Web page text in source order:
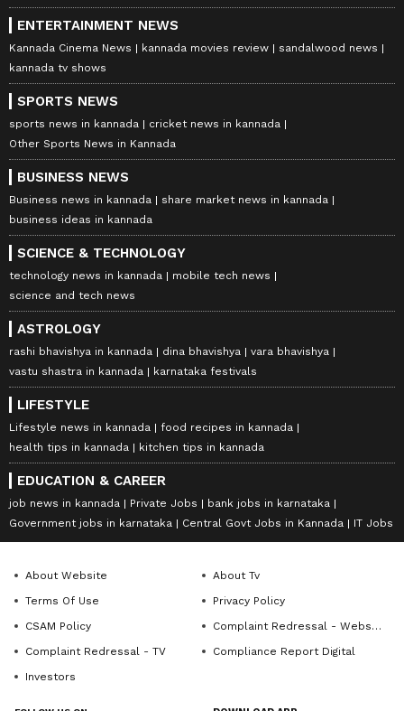
ENTERTAINMENT NEWS
Kannada Cinema News kannada movies review
sandalwood news
kannada tv shows
SPORTS NEWS
sports news in kannada
cricket news in kannada
Other Sports News in Kannada
BUSINESS NEWS
Business news in kannada
share market news in kannada
business ideas in kannada
SCIENCE & TECHNOLOGY
technology news in kannada
mobile tech news
science and tech news
ASTROLOGY
rashi bhavishya in kannada dina bhavishya
vara bhavishya
vastu shastra in kannada
karnataka festivals
LIFESTYLE
Lifestyle news in kannada
food recipes in kannada
health tips in kannada
kitchen tips in kannada
EDUCATION & CAREER
job news in kannada Private Jobs
bank jobs in karnataka
Government jobs in karnataka
Central Govt Jobs in Kannada IT Jobs
About Website
About Tv
Terms Of Use
Privacy Policy
CSAM Policy
Complaint Redressal - Website
Complaint Redressal - TV
Compliance Report Digital
Investors